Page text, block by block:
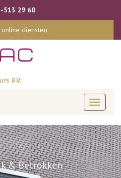
513 29 60
diensten
Toggle
& Betrokken